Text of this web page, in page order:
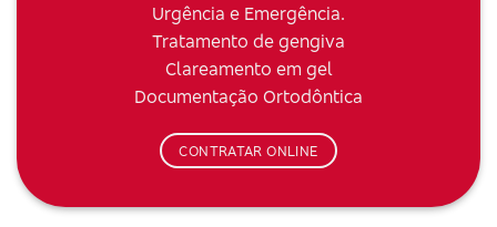
Urgência e Emergência.
Tratamento de gengiva
Clareamento em gel
Documentação Ortodôntica
CONTRATAR ONLINE